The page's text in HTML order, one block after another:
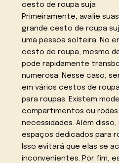
cesto de roupa suja
Primeiramente, avalie
grande cesto de roupa
uma pessoa solteira. No
cesto de roupa, mesmo
pode rapidamente
numerosa. Nesse caso,
em vários cestos de
para roupas. Existem
compartimentos ou
necessidades. Além
espaços dedicados para
Isso evitará que elas se
inconvenientes. Por fim,